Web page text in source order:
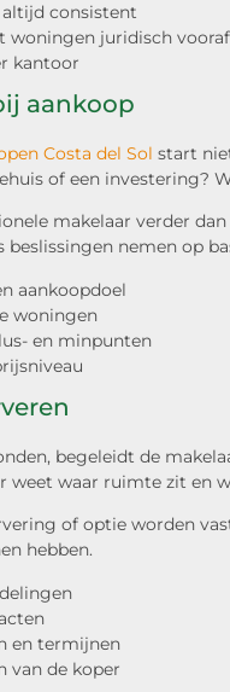
consistent
woningen juridisch vooraf
kantoor
aankoop
Costa del Sol start
of een investering?
makelaar verder
nemen op
aankoopdoel
woningen
en minpunten
begeleidt de
weet waar ruimte zit en
of optie worden
hebben.
en termijnen
van de koper